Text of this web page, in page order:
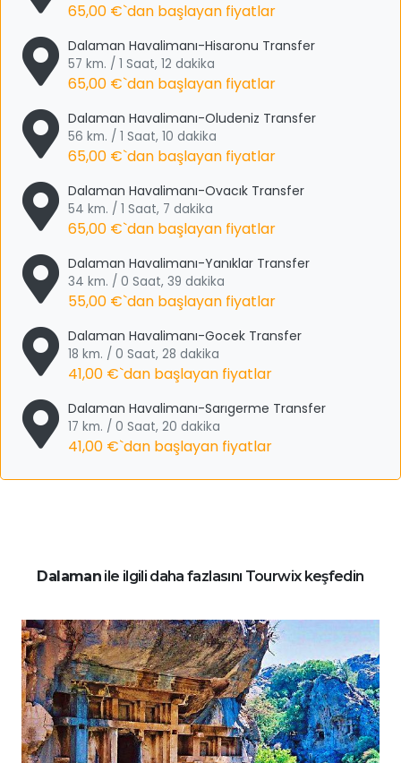
65,00 €`dan başlayan fiyatlar
Dalaman Havalimanı-Hisaronu Transfer
57 km. / 1 Saat, 12 dakika
65,00 €`dan başlayan fiyatlar
Dalaman Havalimanı-Oludeniz Transfer
56 km. / 1 Saat, 10 dakika
65,00 €`dan başlayan fiyatlar
Dalaman Havalimanı-Ovacık Transfer
54 km. / 1 Saat, 7 dakika
65,00 €`dan başlayan fiyatlar
Dalaman Havalimanı-Yanıklar Transfer
34 km. / 0 Saat, 39 dakika
55,00 €`dan başlayan fiyatlar
Dalaman Havalimanı-Gocek Transfer
18 km. / 0 Saat, 28 dakika
41,00 €`dan başlayan fiyatlar
Dalaman Havalimanı-Sarıgerme Transfer
17 km. / 0 Saat, 20 dakika
41,00 €`dan başlayan fiyatlar
Dalaman ile ilgili daha fazlasını Tourwix keşfedin